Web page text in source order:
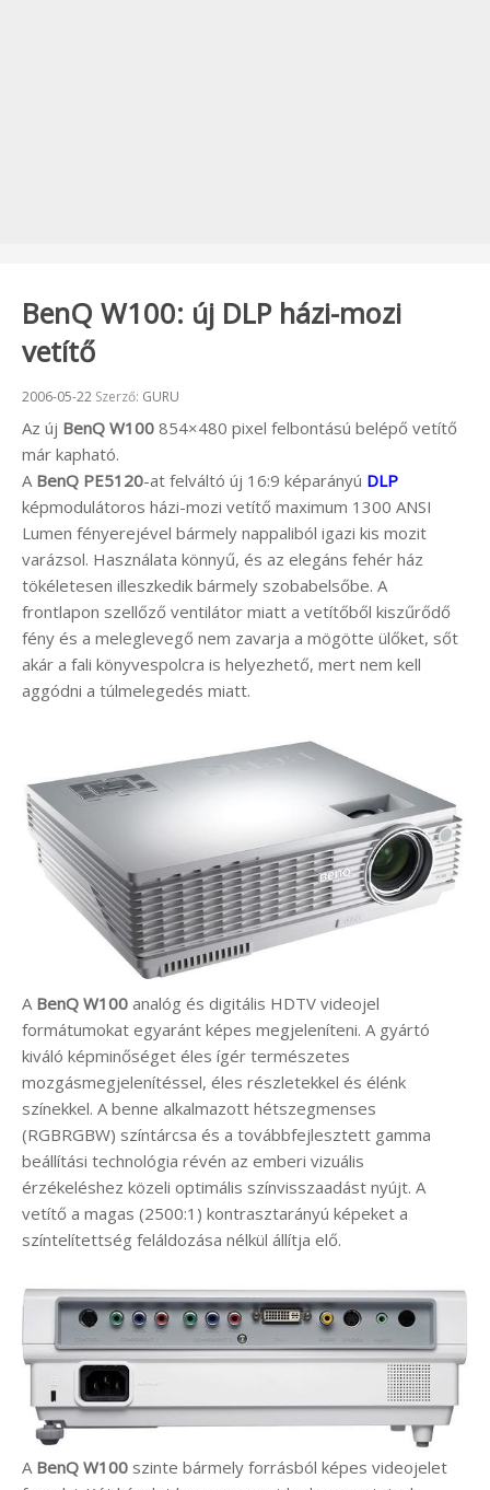
BenQ W100: új DLP házi-mozi
vetítő
Beküldve:
2006-05-22 Szerző: GURU
Az új BenQ W100 854×480 pixel felbontású belépő vetítő
már kapható.
A BenQ PE5120-at felváltó új 16:9 képarányú DLP
képmodulátoros házi-mozi vetítő maximum 1300 ANSI
Lumen fényerejével bármely nappaliból igazi kis mozit
varázsol. Használata könnyű, és az elegáns fehér ház
tökéletesen illeszkedik bármely szobabelsőbe. A
frontlapon szellőző ventilátor miatt a vetítőből kiszűrődő
fény és a meleglevegő nem zavarja a mögötte ülőket, sőt
akár a fali könyvespolcra is helyezhető, mert nem kell
aggódni a túlmelegedés miatt.
A BenQ W100 analóg és digitális HDTV videojel
formátumokat egyaránt képes megjeleníteni. A gyártó
kiváló képminőséget éles ígér természetes
mozgásmegjelenítéssel, éles részletekkel és élénk
színekkel. A benne alkalmazott hétszegmenses
(RGBRGBW) színtárcsa és a továbbfejlesztett gamma
beállítási technológia révén az emberi vizuális
érzékeléshez közeli optimális színvisszaadást nyújt. A
vetítő a magas (2500:1) kontrasztarányú képeket a
színtelítettség feláldozása nélkül állítja elő.
A BenQ W100 szinte bármely forrásból képes videojelet